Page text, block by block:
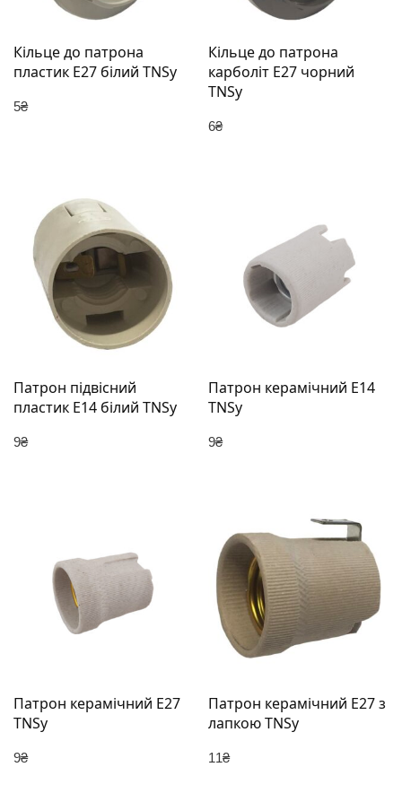
Кільце до патрона
пластик Е27 білий TNSy
5₴
Кільце до патрона
карболіт Е27 чорний
TNSy
6₴
Патрон підвісний
пластик Е14 білий TNSy
9₴
Патрон керамічний E14
TNSy
9₴
Патрон керамічний E27
TNSy
9₴
Патрон керамічний Е27 з
лапкою TNSy
11₴